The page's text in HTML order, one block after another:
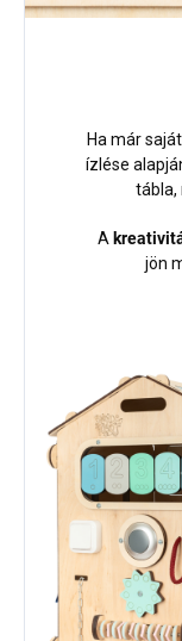
Ha már
ízlése
tábla,
A
jön